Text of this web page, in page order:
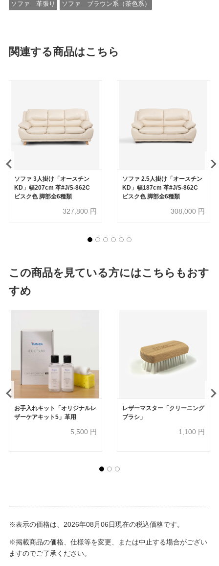
ソファ 革張り ソファ ブラウン系（茶色系）
関連する商品はこちら
ソファ 3人掛け「オースチン
KD」幅207cm 革#J/S-862C
ビスク色 脚部全6種類
327,800 円
ソファ 2.5人掛け「オースチン
KD」幅187cm 革#J/S-862C
ビスク色 脚部全6種類
308,000 円
この商品を見ている方にはこちらもおす
すめ
お手入れキット「オリジナルレ
ザーケアキット5」革用
5,500 円
レザーマスター「クリーニング
ブラシ」
1,100 円
※表示の価格は、2026年08月06日現在の税込価格です。
※掲載商品の価格、仕様等を変更、または中止する場合がござい
ますのでご了承ください。